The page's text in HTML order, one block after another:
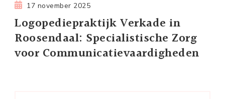
17 november 2025
Logopediepraktijk Verkade in
Roosendaal: Specialistische Zorg
voor Communicatievaardigheden